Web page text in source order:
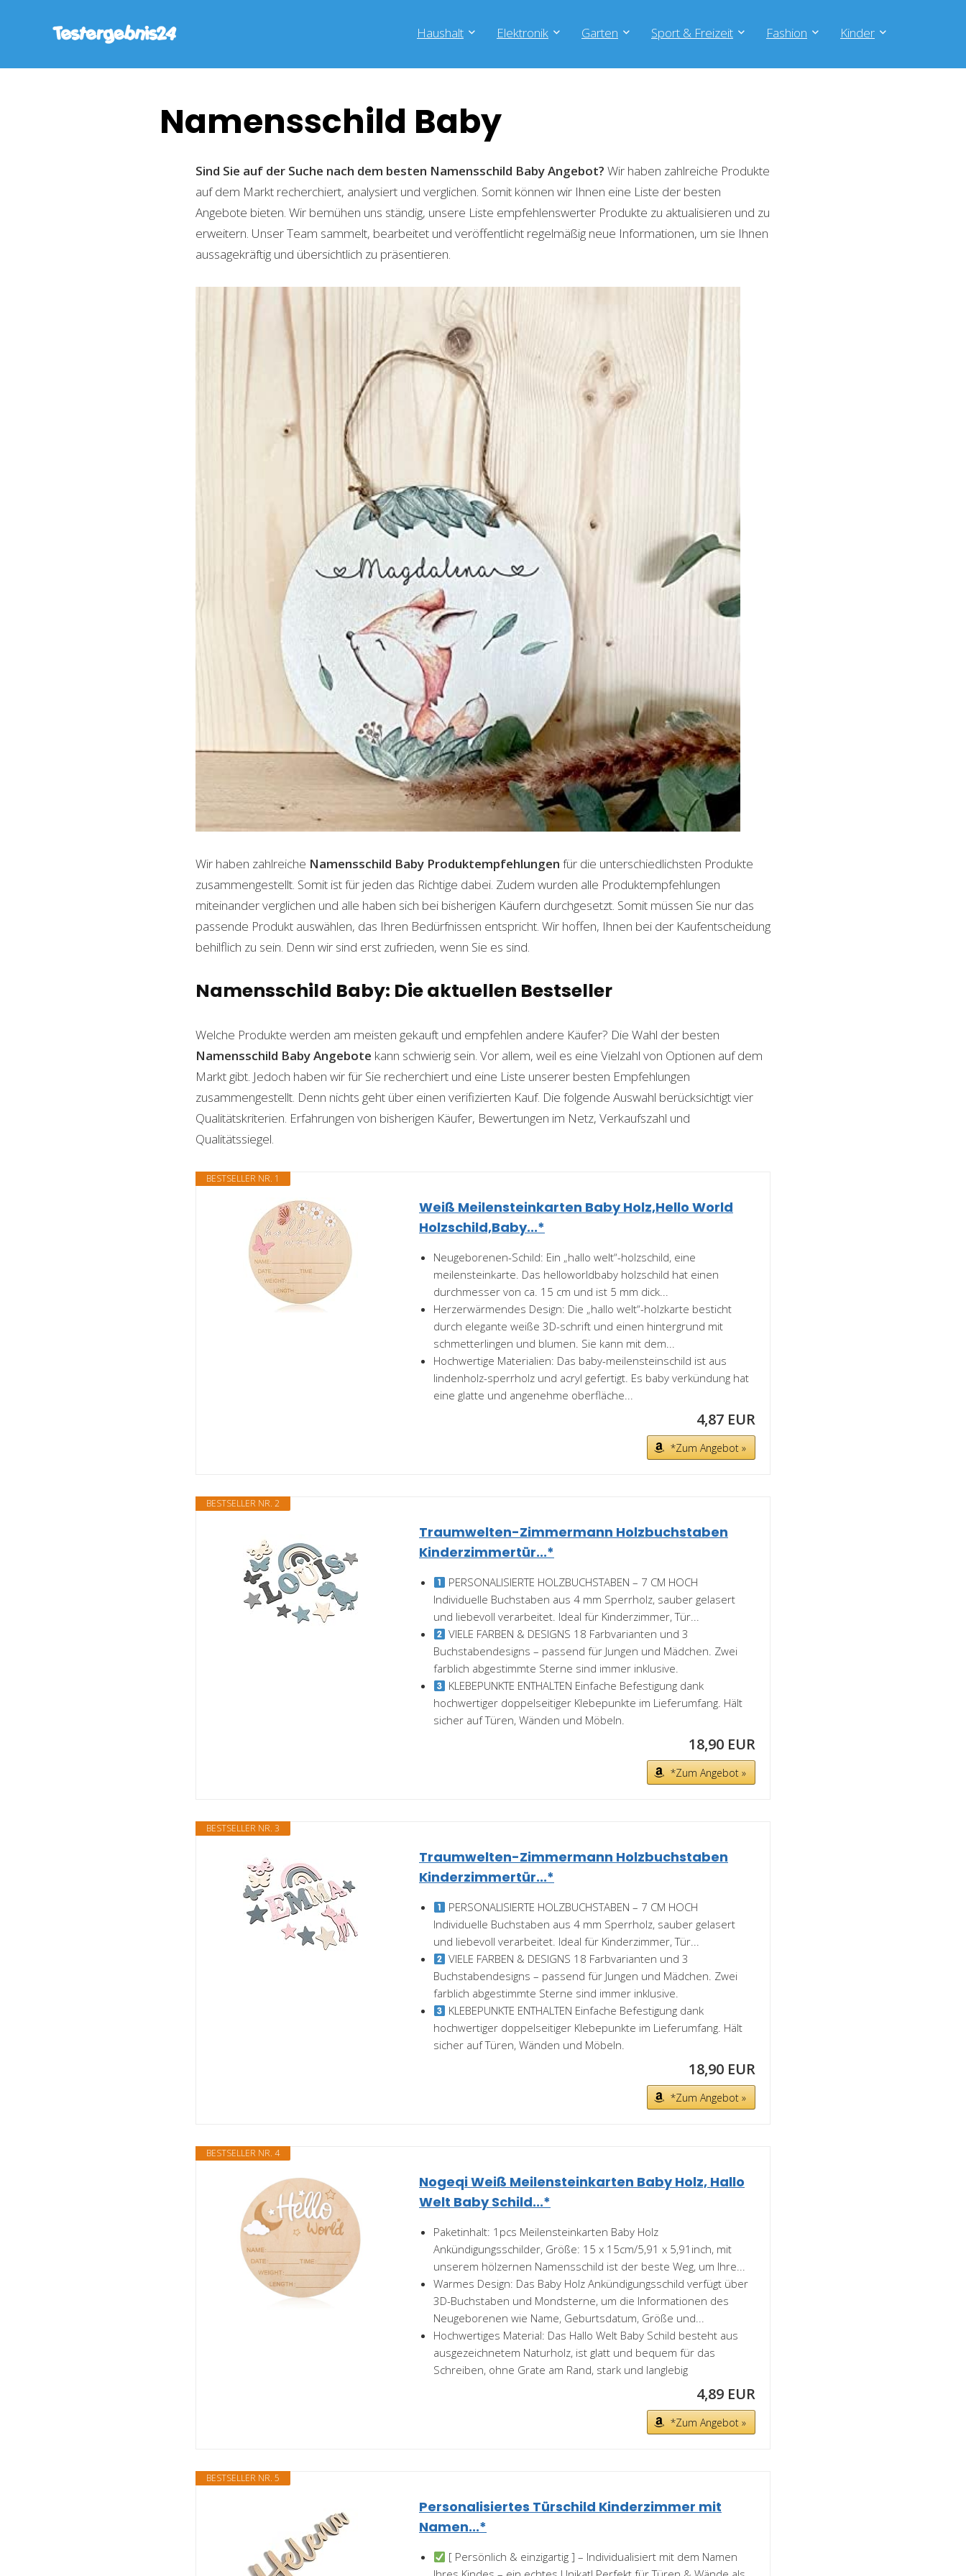
Haushalt Elektronik Garten Sport & Freizeit Fashion Kinder
Namensschild Baby
Sind Sie auf der Suche nach dem besten Namensschild BabyAngebot? Wir haben zahlreiche Produkte
auf dem Markt recherchiert, analysiert und verglichen. Somit können wir Ihnen eine Liste der besten
Angebote bieten. Wir bemühen uns ständig, unsere Liste empfehlenswerter Produkte zu aktualisieren und zu
erweitern. Unser Team sammelt, bearbeitet und veröffentlicht regelmäßig neue Informationen, um sie Ihnen
aussagekräftig und übersichtlich zu präsentieren.
Wir haben zahlreiche Namensschild Baby Produktempfehlungen für die unterschiedlichsten Produkte
zusammengestellt. Somit ist für jeden das Richtige dabei. Zudem wurden alle Produktempfehlungen
miteinander verglichen und alle haben sich bei bisherigen Käufern durchgesetzt. Somit müssen Sie nur das
passende Produkt auswählen, das Ihren Bedürfnissen entspricht. Wir hoffen, Ihnen bei der Kaufentscheidung
behilflich zu sein. Denn wir sind erst zufrieden, wenn Sie es sind.
Namensschild Baby: Die aktuellen Bestseller
Welche Produkte werden am meisten gekauft und empfehlen andere Käufer? Die Wahl der besten
Namensschild BabyAngebote kann schwierig sein. Vor allem, weil es eine Vielzahl von Optionen auf dem
Markt gibt. Jedoch haben wir für Sie recherchiert und eine Liste unserer besten Empfehlungen
zusammengestellt. Denn nichts geht über einen verifizierten Kauf. Die folgende Auswahl berücksichtigt vier
Qualitätskriterien. Erfahrungen von bisherigen Käufer, Bewertungen im Netz, Verkaufszahl und
Qualitätssiegel.
BESTSELLER NR. 1
Weiß Meilensteinkarten Baby Holz,Hello World
Holzschild,Baby...*
Neugeborenen-Schild: Ein „hallo welt“-holzschild, eine
meilensteinkarte. Das helloworldbaby holzschild hat einen
durchmesser von ca. 15 cm und ist 5 mm dick...
Herzerwärmendes Design: Die „hallo welt“-holzkarte besticht
durch elegante weiße 3D-schrift und einen hintergrund mit
schmetterlingen und blumen. Sie kann mit dem...
Hochwertige Materialien: Das baby-meilensteinschild ist aus
lindenholz-sperrholz und acryl gefertigt. Es baby verkündung hat
eine glatte und angenehme oberfläche...
4,87 EUR
*Zum Angebot »
BESTSELLER NR. 2
Traumwelten-Zimmermann Holzbuchstaben
Kinderzimmertür...*
PERSONALISIERTE HOLZBUCHSTABEN – 7 CM HOCH
Individuelle Buchstaben aus 4 mm Sperrholz, sauber gelasert
und liebevoll verarbeitet. Ideal für Kinderzimmer, Tür...
VIELE FARBEN & DESIGNS 18 Farbvarianten und 3
Buchstabendesigns – passend für Jungen und Mädchen. Zwei
farblich abgestimmte Sterne sind immer inklusive.
KLEBEPUNKTE ENTHALTEN Einfache Befestigung dank
hochwertiger doppelseitiger Klebepunkte im Lieferumfang. Hält
sicher auf Türen, Wänden und Möbeln.
18,90 EUR
*Zum Angebot »
BESTSELLER NR. 3
Traumwelten-Zimmermann Holzbuchstaben
Kinderzimmertür...*
PERSONALISIERTE HOLZBUCHSTABEN – 7 CM HOCH
Individuelle Buchstaben aus 4 mm Sperrholz, sauber gelasert
und liebevoll verarbeitet. Ideal für Kinderzimmer, Tür...
VIELE FARBEN & DESIGNS 18 Farbvarianten und 3
Buchstabendesigns – passend für Jungen und Mädchen. Zwei
farblich abgestimmte Sterne sind immer inklusive.
KLEBEPUNKTE ENTHALTEN Einfache Befestigung dank
hochwertiger doppelseitiger Klebepunkte im Lieferumfang. Hält
sicher auf Türen, Wänden und Möbeln.
18,90 EUR
*Zum Angebot »
BESTSELLER NR. 4
Nogeqi Weiß Meilensteinkarten Baby Holz, Hallo
Welt Baby Schild...*
Paketinhalt: 1pcs Meilensteinkarten Baby Holz
Ankündigungsschilder, Größe: 15 x 15cm/5,91 x 5,91inch, mit
unserem hölzernen Namensschild ist der beste Weg, um Ihre...
Warmes Design: Das Baby Holz Ankündigungsschild verfügt über
3D-Buchstaben und Mondsterne, um die Informationen des
Neugeborenen wie Name, Geburtsdatum, Größe und...
Hochwertiges Material: Das Hallo Welt Baby Schild besteht aus
ausgezeichnetem Naturholz, ist glatt und bequem für das
Schreiben, ohne Grate am Rand, stark und langlebig
4,89 EUR
*Zum Angebot »
BESTSELLER NR. 5
Personalisiertes Türschild Kinderzimmer mit
Namen...*
[ Persönlich & einzigartig ] – Individualisiert mit dem Namen